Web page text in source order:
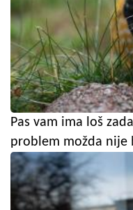
Pas vam ima loš
problem možda nije